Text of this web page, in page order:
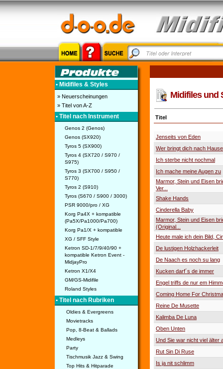
• Midifiles & Styles
» Neuerscheinungen
» Titel von A-Z
• Titel nach Instrument
Genos 2 (Genos)
Genos (SX920)
Tyros 5 (SX900)
Tyros 4 (SX720 / S970 /
S975)
Tyros 3 (SX700 / S950 /
S770)
Tyros 2 (S910)
Tyros (S670 / S900 / 3000)
PSR 9000/pro / XG
Korg Pa4X + kompatible
(Pa5X/Pa1000/Pa700)
Korg Pa1/X + kompatible
XG / SFF Style
Ketron SD-1/7/9/40/90 +
kompatible Ketron Event -
MidjayPro
Ketron X1/X4
GM/GS-Midifile
Roland Styles
• Titel nach Rubriken
Oldies & Evergreens
Movietracks
Pop, 8-Beat & Ballads
Medleys
Party
Tischmusik Jazz & Swing
Top Hits & Hitparade
Midifiles und
Titel
Jenseits von Eden
Wer bringt dich nach Hause
Ich sterbe nicht nochmal
Ich mache meine Augen zu
Marmor, Stein und Eisen
Ver...
Shake Hands
Cinderella Baby
Marmor, Stein und Eisen
(Original...
Heute male ich dein Bild,
De lustigen Holzhackerleit
De Naach es noch su lang
Kucken darf´s de immer
Engel triffs de nur em
Coming Home For
Reine De Musette
Kalimba De Luna
Oben Unten
Und Sie war nicht viel älter
Rut Sin Di Ruse
Is ja nit schlimm